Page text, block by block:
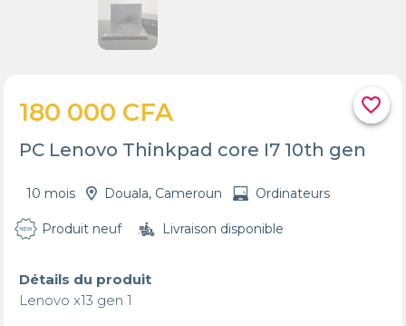
favorite_border
180 000 CFA
PC Lenovo Thinkpad core I7 10th gen
10 mois Douala, Cameroun Ordinateurs
Produit neuf Livraison disponible
Détails du produit
Lenovo x13 gen 1